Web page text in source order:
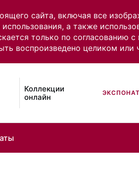
сайта, включая все
а также
только по согласованию
воспроизведено целиком или
Коллекции
онлайн